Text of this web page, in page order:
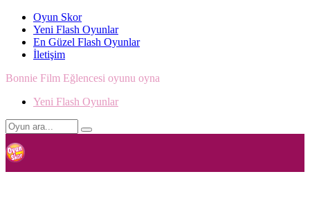
Oyun Skor
Yeni Flash Oyunlar
En Güzel Flash Oyunlar
İletişim
Bonnie Film Eğlencesi oyunu oyna
Yeni Flash Oyunlar